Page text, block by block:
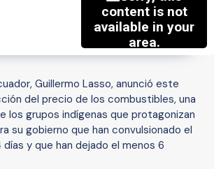
Guillermo Lasso, anunció este
del precio de los combustibles, una
los grupos indígenas que protagonizan
su gobierno que han convulsionado el
y que han dejado el menos 6